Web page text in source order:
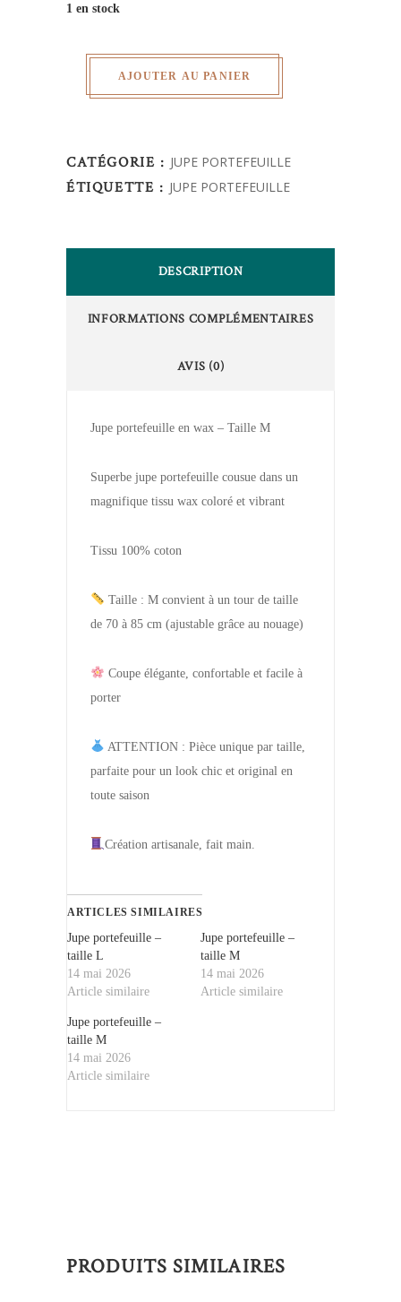
1 en stock
AJOUTER AU PANIER
CATÉGORIE : JUPE PORTEFEUILLE
ÉTIQUETTE : JUPE PORTEFEUILLE
DESCRIPTION
INFORMATIONS COMPLÉMENTAIRES
AVIS (0)
Jupe portefeuille en wax – Taille M
Superbe jupe portefeuille cousue dans un
magnifique tissu wax coloré et vibrant
Tissu 100% coton
Taille : M convient à un tour de taille
de 70 à 85 cm (ajustable grâce au nouage)
Coupe élégante, confortable et facile à
porter
ATTENTION : Pièce unique par taille,
parfaite pour un look chic et original en
toute saison
Création artisanale, fait main.
ARTICLES SIMILAIRES
Jupe portefeuille –
taille L
14 mai 2026
Article similaire
Jupe portefeuille –
taille M
14 mai 2026
Article similaire
Jupe portefeuille –
taille M
14 mai 2026
Article similaire
PRODUITS SIMILAIRES